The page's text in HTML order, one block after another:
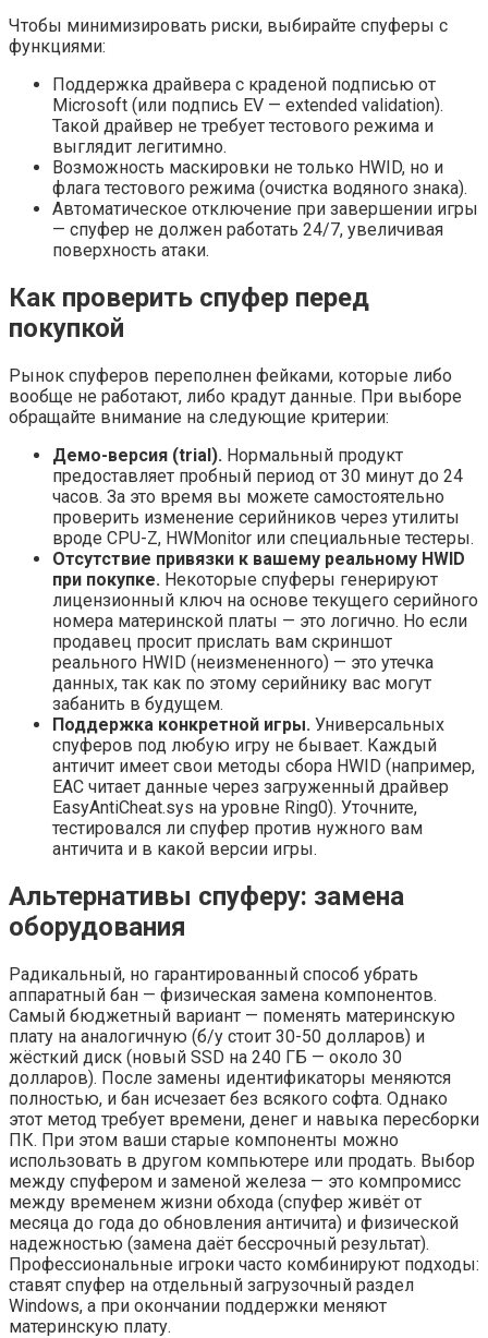
Чтобы минимизировать риски, выбирайте спуферы с
функциями:
Поддержка драйвера с краденой подписью от
Microsoft (или подпись EV — extended validation).
Такой драйвер не требует тестового режима и
выглядит легитимно.
Возможность маскировки не только HWID, но и
флага тестового режима (очистка водяного знака).
Автоматическое отключение при завершении игры
— спуфер не должен работать 24/7, увеличивая
поверхность атаки.
Как проверить спуфер перед
покупкой
Рынок спуферов переполнен фейками, которые либо
вообще не работают, либо крадут данные. При выборе
обращайте внимание на следующие критерии:
Демо-версия (trial). Нормальный продукт
предоставляет пробный период от 30 минут до 24
часов. За это время вы можете самостоятельно
проверить изменение серийников через утилиты
вроде CPU-Z, HWMonitor или специальные тестеры.
Отсутствие привязки к вашему реальному HWID
при покупке. Некоторые спуферы генерируют
лицензионный ключ на основе текущего серийного
номера материнской платы — это логично. Но если
продавец просит прислать вам скриншот
реального HWID (неизмененного) — это утечка
данных, так как по этому серийнику вас могут
забанить в будущем.
Поддержка конкретной игры. Универсальных
спуферов под любую игру не бывает. Каждый
античит имеет свои методы сбора HWID (например,
EAC читает данные через загруженный драйвер
EasyAntiCheat.sys на уровне Ring0). Уточните,
тестировался ли спуфер против нужного вам
античита и в какой версии игры.
Альтернативы спуферу: замена
оборудования
Радикальный, но гарантированный способ убрать
аппаратный бан — физическая замена компонентов.
Самый бюджетный вариант — поменять материнскую
плату на аналогичную (б/у стоит 30-50 долларов) и
жёсткий диск (новый SSD на 240 ГБ — около 30
долларов). После замены идентификаторы меняются
полностью, и бан исчезает без всякого софта. Однако
этот метод требует времени, денег и навыка пересборки
ПК. При этом ваши старые компоненты можно
использовать в другом компьютере или продать. Выбор
между спуфером и заменой железа — это компромисс
между временем жизни обхода (спуфер живёт от
месяца до года до обновления античита) и физической
надежностью (замена даёт бессрочный результат).
Профессиональные игроки часто комбинируют подходы:
ставят спуфер на отдельный загрузочный раздел
Windows, а при окончании поддержки меняют
материнскую плату.